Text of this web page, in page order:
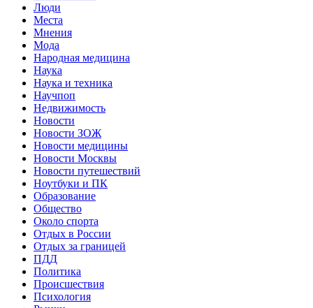
Люди
Места
Мнения
Мода
Народная медицина
Наука
Наука и техника
Научпоп
Недвижимость
Новости
Новости ЗОЖ
Новости медицины
Новости Москвы
Новости путешествий
Ноутбуки и ПК
Образование
Общество
Около спорта
Отдых в России
Отдых за границей
ПДД
Политика
Происшествия
Психология